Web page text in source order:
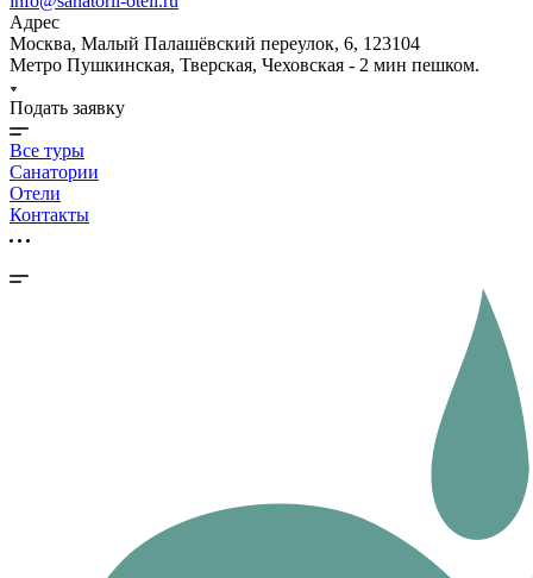
Адрес
Москва, Малый Палашёвский переулок, 6, 123104
Метро Пушкинская, Тверская, Чеховская - 2 мин пешком.
Подать заявку
Все туры
Санатории
Отели
Контакты